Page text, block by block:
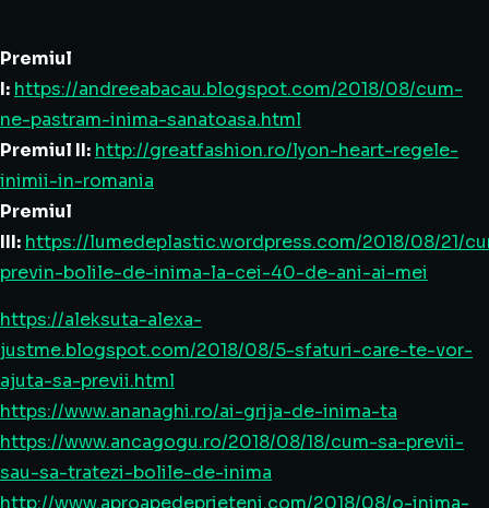
Premiul
I: https://andreeabacau.blogspot.com/2018/08/cum-
ne-pastram-inima-sanatoasa.html
Premiul II: http://greatfashion.ro/lyon-heart-regele-
inimii-in-romania
Premiul
III: https://lumedeplastic.wordpress.com/2018/08/21/
previn-bolile-de-inima-la-cei-40-de-ani-ai-mei
https://aleksuta-alexa-
justme.blogspot.com/2018/08/5-sfaturi-care-te-vor-
ajuta-sa-previi.html
https://www.ananaghi.ro/ai-grija-de-inima-ta
https://www.ancagogu.ro/2018/08/18/cum-sa-previi-
sau-sa-tratezi-bolile-de-inima
http://www.aproapedeprieteni.com/2018/08/o-inima-